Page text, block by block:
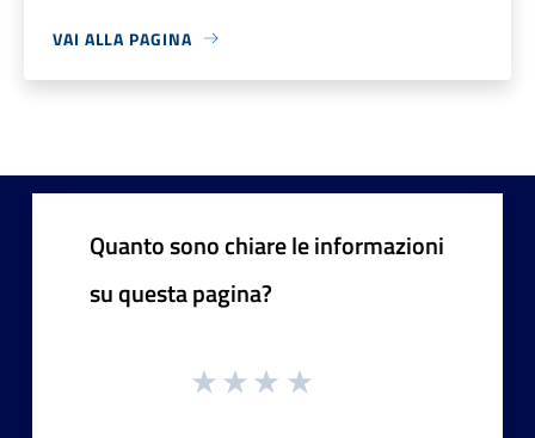
VAI ALLA PAGINA
Quanto sono chiare le informazioni
su questa pagina?